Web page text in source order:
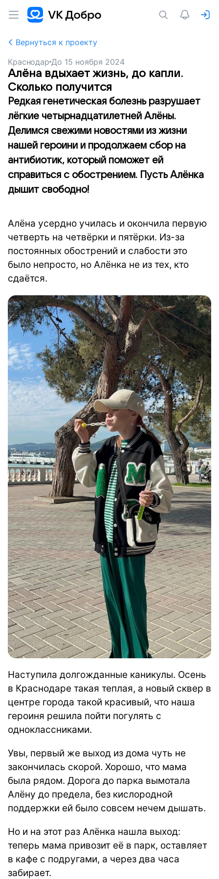
Вернуться к проекту
Краснодар До 15 ноября 2024
Алёна вдыхает жизнь, до капли.
Сколько получится
Редкая генетическая болезнь разрушает
лёгкие четырнадцатилетней Алёны.
Делимся свежими новостями из жизни
нашей героини и продолжаем сбор на
антибиотик, который поможет ей
справиться с обострением. Пусть Алёнка
дышит свободно!
Алёна усердно училась и окончила первую
четверть на четвёрки и пятёрки. Из-за
постоянных обострений и слабости это
было непросто, но Алёнка не из тех, кто
сдаётся.
Наступила долгожданные каникулы. Осень
в Краснодаре такая теплая, а новый сквер в
центре города такой красивый, что наша
героиня решила пойти погулять с
одноклассниками.
Увы, первый же выход из дома чуть не
закончилась скорой. Хорошо, что мама
была рядом. Дорога до парка вымотала
Алёну до предела, без кислородной
поддержки ей было совсем нечем дышать.
Но и на этот раз Алёнка нашла выход:
теперь мама привозит её в парк, оставляет
в кафе с подругами, а через два часа
забирает.